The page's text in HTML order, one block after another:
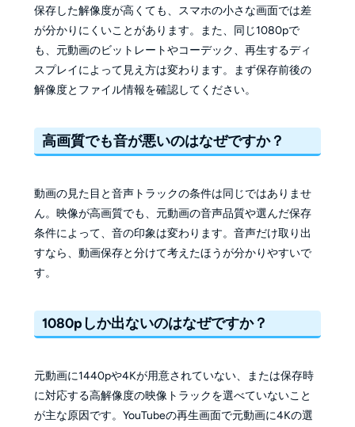
保存した解像度が高くても、スマホの小さな画面では差
が分かりにくいことがあります。また、同じ1080pで
も、元動画のビットレートやコーデック、再生するディ
スプレイによって見え方は変わります。まず保存前後の
解像度とファイル情報を確認してください。
高画質でも音が悪いのはなぜですか？
動画の見た目と音声トラックの条件は同じではありませ
ん。映像が高画質でも、元動画の音声品質や選んだ保存
条件によって、音の印象は変わります。音声だけ取り出
すなら、動画保存と分けて考えたほうが分かりやすいで
す。
1080pしか出ないのはなぜですか？
元動画に1440pや4Kが用意されていない、または保存時
に対応する高解像度の映像トラックを選べていないこと
が主な原因です。YouTubeの再生画面で元動画に4Kの選